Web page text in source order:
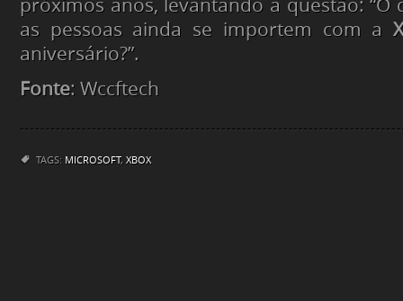
próximos anos, levantando a questão: “O
as pessoas ainda se importem com a
aniversário?”.
Fonte: Wccftech
TAGS: MICROSOFT, XBOX